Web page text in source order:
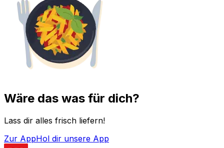
Wäre das was für dich?
Lass dir alles frisch liefern!
Zur AppHol dir unsere App